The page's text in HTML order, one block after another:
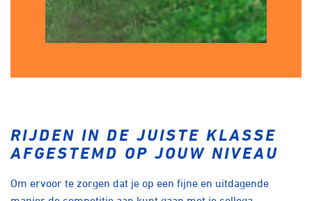
RIJDEN IN DE JUISTE KLASSE
AFGESTEMD OP JOUW NIVEAU
Om ervoor te zorgen dat je op een fijne en uitdagende